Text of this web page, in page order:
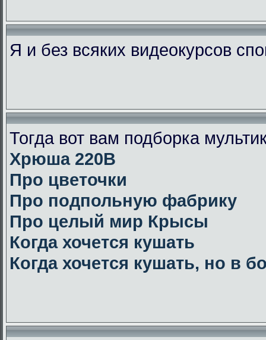
Я и без всяких видеокурсов
Тогда вот вам подборка
Хрюша 220В
Про цветочки
Про подпольную фабрику
Про целый мир Крысы
Когда хочется кушать
Когда хочется кушать, но в